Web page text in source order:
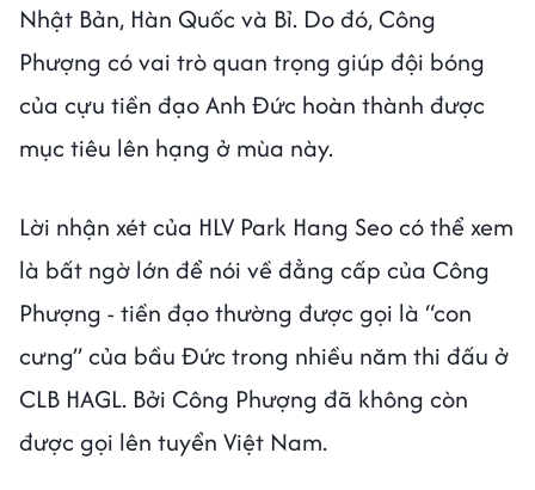
Nhật Bản, Hàn Quốc và Bỉ. Do đó, Công
Phượng có vai trò quan trọng giúp đội bóng
của cựu tiền đạo Anh Đức hoàn thành được
mục tiêu lên hạng ở mùa này.
Lời nhận xét của HLV Park Hang Seo có thể xem
là bất ngờ lớn để nói về đẳng cấp của Công
Phượng - tiền đạo thường được gọi là “con
cưng” của bầu Đức trong nhiều năm thi đấu ở
CLB HAGL. Bởi Công Phượng đã không còn
được gọi lên tuyển Việt Nam.